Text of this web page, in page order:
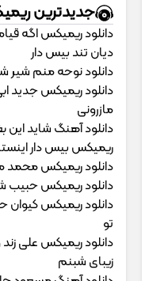
جدیدترین
دانلود ریمیکس اگه
دیان تند بیس دار
دانلود نوحه منم
دانلود ریمیکس جدید
مازرونی
دانلود آهنگ شاید
ریمیکس بیس دار
دانلود ریمیکس محمد
دانلود ریمیکس
دانلود ریمیکس
تو
دانلود ریمیکس علی
زیبای شبنم